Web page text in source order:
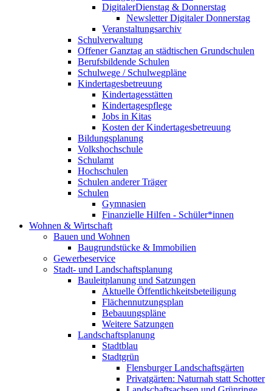
DigitalerDienstag & Donnerstag
Newsletter Digitaler Donnerstag
Veranstaltungsarchiv
Schulverwaltung
Offener Ganztag an städtischen Grundschulen
Berufsbildende Schulen
Schulwege / Schulwegpläne
Kindertagesbetreuung
Kindertagesstätten
Kindertagespflege
Jobs in Kitas
Kosten der Kindertagesbetreuung
Bildungsplanung
Volkshochschule
Schulamt
Hochschulen
Schulen anderer Träger
Schulen
Gymnasien
Finanzielle Hilfen - Schüler*innen
Wohnen & Wirtschaft
Bauen und Wohnen
Baugrundstücke & Immobilien
Gewerbeservice
Stadt- und Landschaftsplanung
Bauleitplanung und Satzungen
Aktuelle Öffentlichkeitsbeteiligung
Flächennutzungsplan
Bebauungspläne
Weitere Satzungen
Landschaftsplanung
Stadtblau
Stadtgrün
Flensburger Landschaftsgärten
Privatgärten: Naturnah statt Schotter